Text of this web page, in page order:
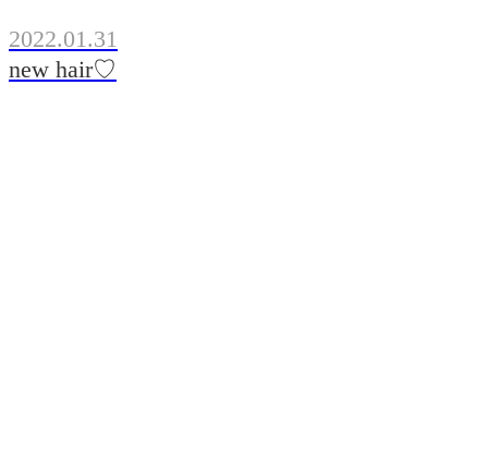
2022.01.31
new hair♡